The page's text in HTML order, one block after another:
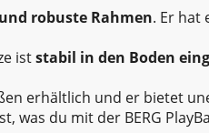
robuste Rahmen. Er hat
iststabil in den Boden
erhältlich und er bietet
was du mit der BERG